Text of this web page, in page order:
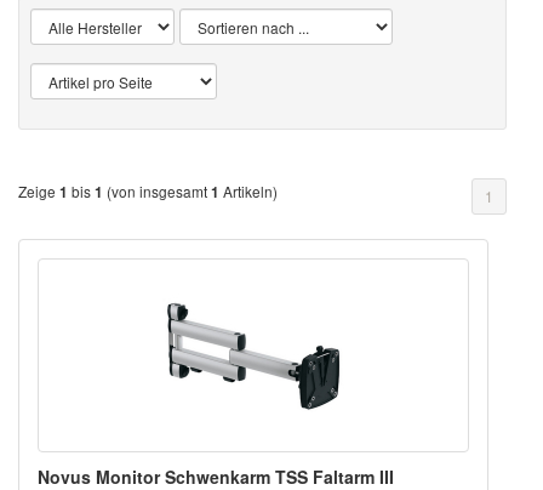
Zeige 1 bis1 (von insgesamt1 Artikeln) 1
Novus Monitor Schwenkarm TSS Faltarm III